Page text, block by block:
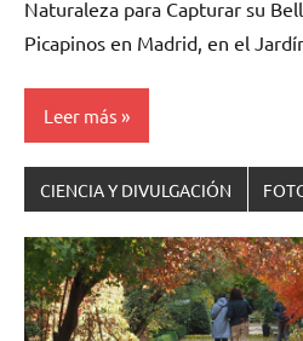
Naturaleza para Capturar su
Picapinos en Madrid, en el
Leer más
CIENCIA Y DIVULGACIÓN